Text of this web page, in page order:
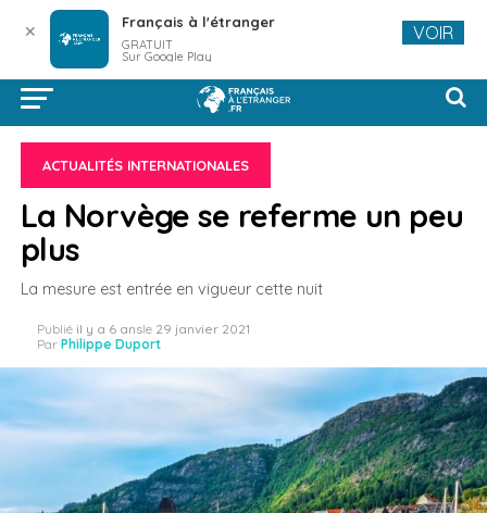
ACTUALITÉS INTERNATIONALES
La Norvège se referme un peu
plus
La mesure est entrée en vigueur cette nuit
Publié il y a 6 ansle 29 janvier 2021
Par Philippe Duport
✕ Français à l'étranger
GRATUIT
Sur Google Play
VOIR